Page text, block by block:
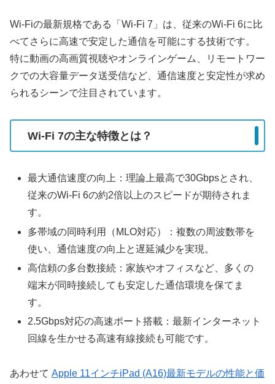
Wi-Fiの最新規格である「Wi-Fi 7」は、従来のWi-Fi 6に比
べてさらに高速で安定した通信を可能にする技術です。
特に動画の高画質視聴やオンラインゲーム、リモートワー
クでの大容量データ送受信など、通信速度と安定性が求め
られるシーンで注目されています。
Wi-Fi 7の主な特徴とは？
最大通信速度の向上：理論上最高で30Gbpsとされ、
従来のWi-Fi 6の約2倍以上のスピードが期待されま
す。
多帯域の同時利用（MLO対応）：複数の周波数帯を
使い、通信速度の向上と遅延減少を実現。
高信頼の多台数接続：家族やオフィスなど、多くの
端末が同時接続しても安定した通信環境を保てま
す。
2.5Gbps対応の高速ポート搭載：最新インターネット
回線を生かせる高速有線接続も可能です。
あわせて Apple 11インチiPad (A16)最新モデルの性能と価